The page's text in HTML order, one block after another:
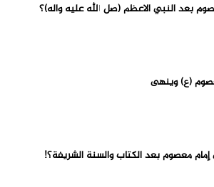
بعد النبي الاعظم (صل الله عليه واله)؟
(ع) وينهى
معصوم بعد الكتاب والسنة الشريفة؟!